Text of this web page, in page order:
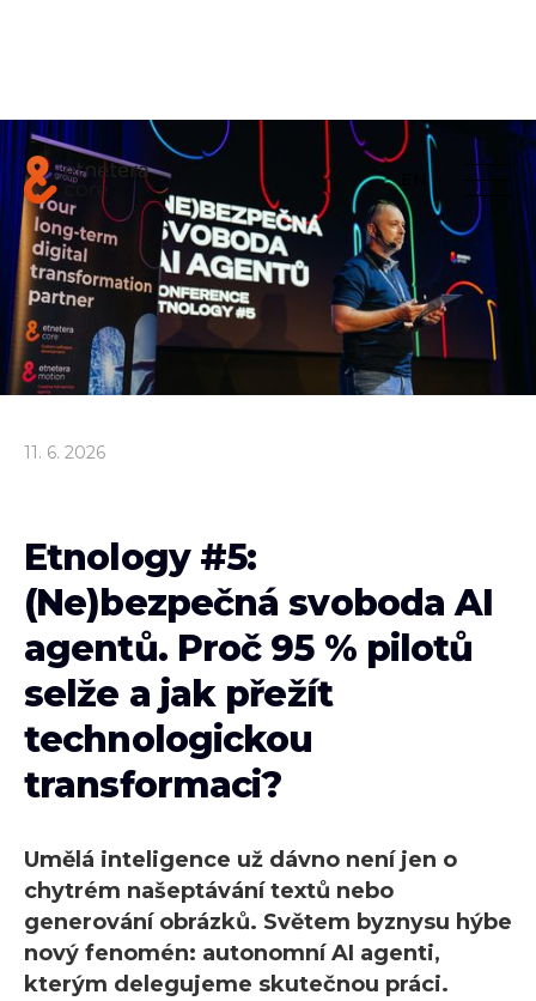
11. 6. 2026
Etnology #5:
(Ne)bezpečná svoboda AI
agentů. Proč 95 % pilotů
selže a jak přežít
technologickou
transformaci?
Umělá inteligence už dávno není jen o
chytrém našeptávání textů nebo
generování obrázků. Světem byznysu hýbe
nový fenomén: autonomní AI agenti,
kterým delegujeme skutečnou práci.